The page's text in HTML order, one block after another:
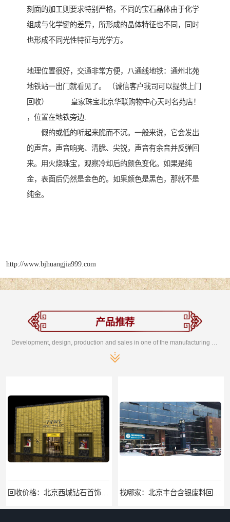
刻面的加工则要求特别严格，不同的宝石晶体由于化学
组成与化学键的差异，所形成的晶体特征也不同，同时
也形成不同光性特征与光学方。
地理位置很好，交通非常方便，八通线地铁：通州北苑
地铁站一出门就看见了。 （诚信客户我司可以提供上门
回收） 皇家珠宝北京华联购物中心天时名苑店！
，位置在地铁旁边.
假的或低的听起来脆而不沉。一般来说，它会发出
的声音。声音响亮、清脆、尖锐，声音有余音并反弹回
来。用火烧珠宝，观察冷却后的颜色变化。如果是纯
金，表面后仍然是金色的。如果颜色是黑色，那就不是
纯金。
http://www.bjhuangjia999.com
产品推荐